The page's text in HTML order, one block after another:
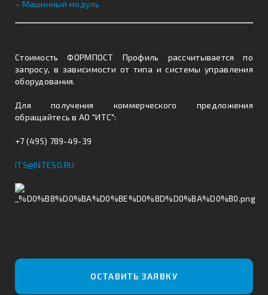
– Машинный модуль
Стоимость ФОРМПОСТ Профиль рассчитывается по
запросу, в зависимости от типа и системы управления
оборудования.
Для получения коммерческого предложения
обращайтесь в АО "ИТС":
+7 (495) 789-49-39
ITS@INTESO.RU
ОСТАВИТЬ ЗАЯВКУ